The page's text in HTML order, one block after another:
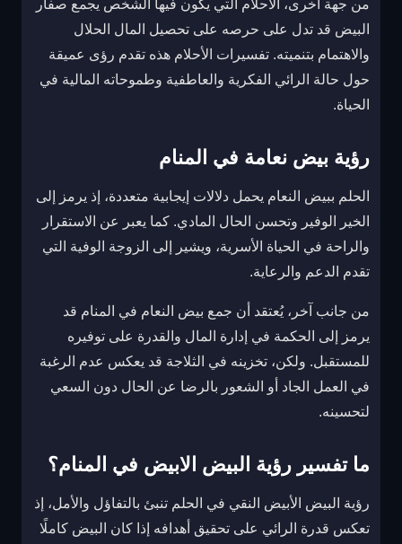
من جهة أخرى، الأحلام التي يكون فيها الشخص يجمع صفار
البيض قد تدل على حرصه على تحصيل المال الحلال
والاهتمام بتنميته. تفسيرات الأحلام هذه تقدم رؤى عميقة
حول حالة الرائي الفكرية والعاطفية وطموحاته المالية في
الحياة.
رؤية بيض نعامة في المنام
الحلم ببيض النعام يحمل دلالات إيجابية متعددة، إذ يرمز إلى
الخير الوفير وتحسن الحال المادي. كما يعبر عن الاستقرار
والراحة في الحياة الأسرية، ويشير إلى الزوجة الوفية التي
تقدم الدعم والرعاية.
من جانب آخر، يُعتقد أن جمع بيض النعام في المنام قد
يرمز إلى الحكمة في إدارة المال والقدرة على توفيره
للمستقبل. ولكن، تخزينه في الثلاجة قد يعكس عدم الرغبة
في العمل الجاد أو الشعور بالرضا عن الحال دون السعي
لتحسينه.
ما تفسير رؤية البيض الابيض في المنام؟
رؤية البيض الأبيض النقي في الحلم تنبئ بالتفاؤل والأمل، إذ
تعكس قدرة الرائي على تحقيق أهدافه إذا كان البيض كاملًا